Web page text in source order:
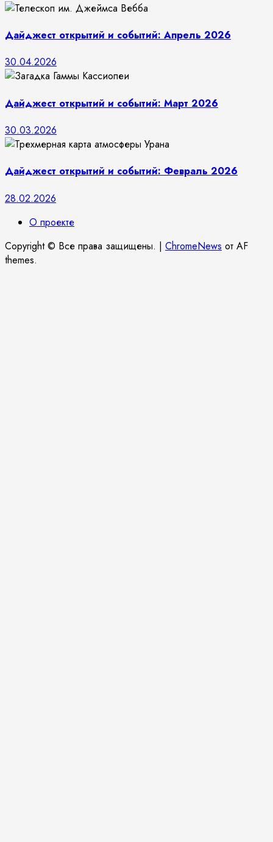
Дайджест открытий и событий: Апрель 2026
30.04.2026
Дайджест открытий и событий: Март 2026
30.03.2026
Дайджест открытий и событий: Февраль 2026
28.02.2026
О проекте
Copyright © Все права защищены. | ChromeNews от AF
themes.